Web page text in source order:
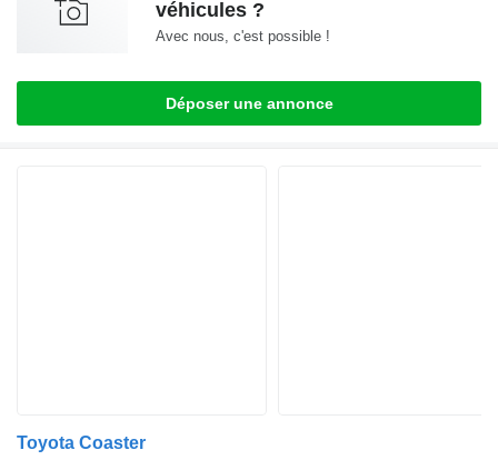
véhicules ?
Avec nous, c'est possible !
Déposer une annonce
Toyota Coaster